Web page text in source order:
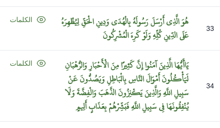
33 هُوَالَّذِيأَرْسَلَرَسُولَهُبِالْهُدَىوَدِينِالْحَقِّلِيُظْهِرَهُ
عَلَىالدِّينِكُلِّهِوَلَوْكَرِهَالْمُشْرِكُونَ
الكلمات
34
يَاأَيُّهَاالَّذِينَآمَنُواإِنَّكَثِيرًامِنَالْأَحْبَارِوَالرُّهْبَانِ
لَيَأْكُلُونَأَمْوَالَالنَّاسِبِالْبَاطِلِوَيَصُدُّونَعَنْ
سَبِيلِاللَّهِوَالَّذِينَيَكْنِزُونَالذَّهَبَوَالْفِضَّةَوَلَا
يُنْفِقُونَهَافِيسَبِيلِاللَّهِفَبَشِّرْهُمْبِعَذَابٍأَلِيمٍ
الكلمات